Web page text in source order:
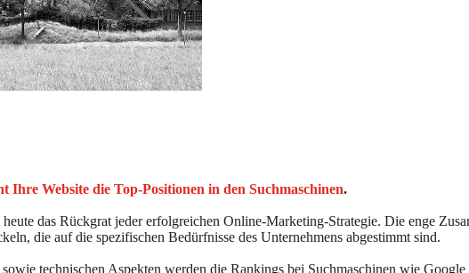
Website die Top-Positionen in den Suchmaschinen.
das Rückgrat jeder erfolgreichen Online-Marketing-Strategie. Die enge
die auf die spezifischen Bedürfnisse des Unternehmens abgestimmt sind.
technischen Aspekten werden die Rankings bei Suchmaschinen wie